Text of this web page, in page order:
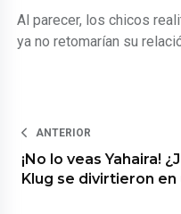
Al parecer, los chicos
ya no retomarían su
ANTERIOR
¡No lo veas Yahaira!
Klug se divirtieron